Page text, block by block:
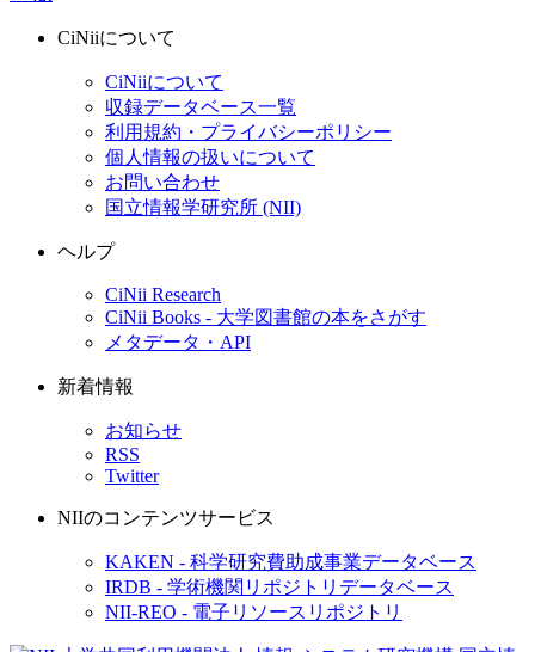
CiNiiについて
CiNiiについて
収録データベース一覧
利用規約・プライバシーポリシー
個人情報の扱いについて
お問い合わせ
国立情報学研究所 (NII)
ヘルプ
CiNii Research
CiNii Books - 大学図書館の本をさがす
メタデータ・API
新着情報
お知らせ
RSS
Twitter
NIIのコンテンツサービス
KAKEN - 科学研究費助成事業データベース
IRDB - 学術機関リポジトリデータベース
NII-REO - 電子リソースリポジトリ